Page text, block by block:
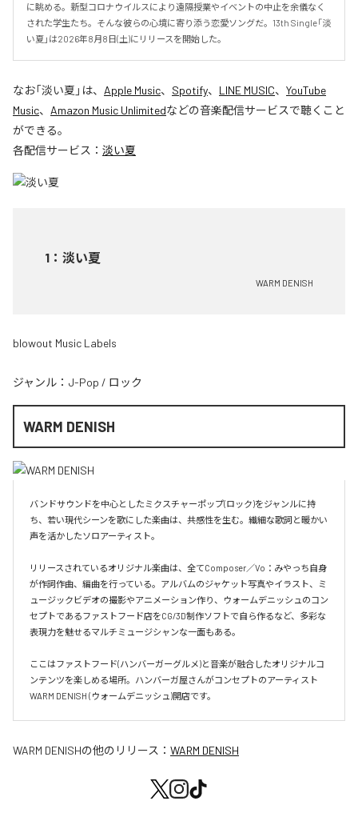
に眺める。新型コロナウイルスにより遠隔授業やイベントの中止を余儀なく
された学生たち。そんな彼らの心境に寄り添う恋愛ソングだ。13th Single「淡
い夏」は2026年8月8日(土)にリリースを開始した。
なお「淡い夏 」は、 Apple Music、 Spotify、 LINE MUSIC、 YouTube
Music、 Amazon Music Unlimitedなどの音楽配信サービスで聴くこと
ができる。
各配信サービス： 淡い夏
1 ： 淡い夏
WARM DENISH
blowout Music Labels
ジャンル： J-Pop / ロック
WARM DENISH
バンドサウンドを中心としたミクスチャーポップ(ロック)をジャンルに持
ち、若い現代シーンを歌にした楽曲は、共感性を生む。繊細な歌詞と暖かい
声を活かしたソロアーティスト。
リリースされているオリジナル楽曲は、全てComposer／Vo：みやっち自身
が作詞作曲、編曲を行っている。アルバムのジャケット写真やイラスト、ミ
ュージックビデオの撮影やアニメーション作り、ウォームデニッシュのコン
セプトであるファストフード店をCG/3D制作ソフトで自ら作るなど、多彩な
表現力を魅せるマルチミュージシャンな一面もある。
ここはファストフード(ハンバーガーグルメ)と音楽が融合したオリジナルコ
ンテンツを楽しめる場所。ハンバーガ屋さんがコンセプトのアーティスト
WARM DENISH (ウォームデニッシュ)開店です。
WARM DENISHの他のリリース： WARM DENISH